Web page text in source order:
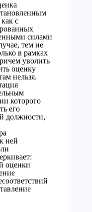
с
силами
тем не
в рамках
уволить
оценку
нельзя.
которого
его
должности,
ней
оценки